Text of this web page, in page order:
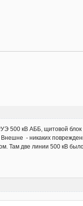
500 кВ АББ, щитовой
- никаких
Там две линии 500 кВ